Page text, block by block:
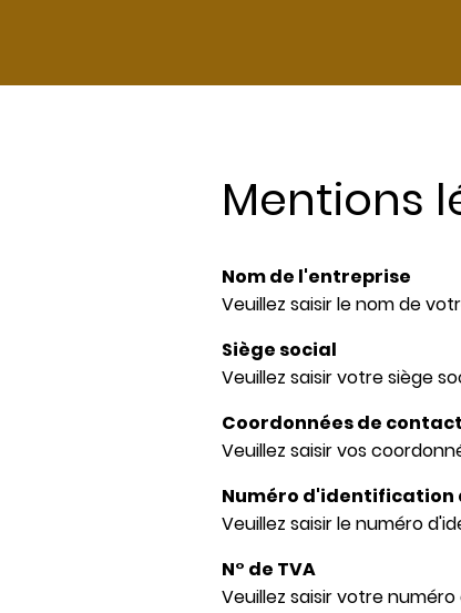
Mentions
Nom de l'entreprise
Veuillez saisir le nom de
Siège social
Veuillez saisir votre siège
Coordonnées de contact
Veuillez saisir vos
Numéro d'identification
Veuillez saisir le numéro
N° de TVA
Veuillez saisir votre numéro